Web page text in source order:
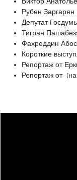
Рубен Заргарян
Депутат
Тигран
Фахреддин
Короткие
Репортаж от
Репортаж от (на